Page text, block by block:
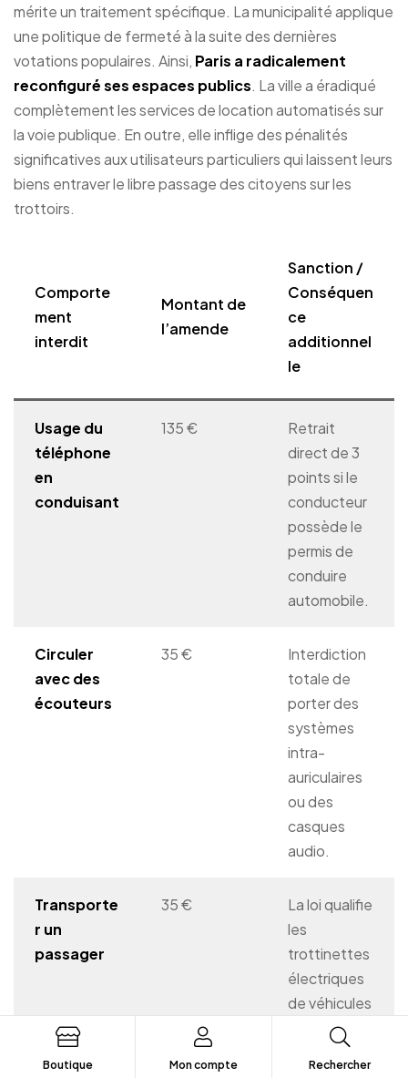
mérite un traitement spécifique. La municipalité applique
une politique de fermeté à la suite des dernières
votations populaires. Ainsi, Paris a radicalement
reconfiguré ses espaces publics. La ville a éradiqué
complètement les services de location automatisés sur
la voie publique. En outre, elle inflige des pénalités
significatives aux utilisateurs particuliers qui laissent leurs
biens entraver le libre passage des citoyens sur les
trottoirs.
Comporte
ment
interdit
Montant de
l’amende
Sanction /
Conséquen
ce
additionnel
le
Usage du
téléphone
en
conduisant
135 €
Retrait
direct de 3
points si le
conducteur
possède le
permis de
conduire
automobile.
Circuler
avec des
écouteurs
35 €
Interdiction
totale de
porter des
systèmes
intra-
auriculaires
ou des
casques
audio.
Transporte
r un
passager
35 €
La loi qualifie
les
trottinettes
électriques
de véhicules
monoplaces
Boutique Mon compte Rechercher